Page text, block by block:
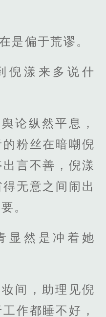
是偏于荒谬。
倪漾来多说什
论纵然平息，
粉丝在暗嘲倪
言不善，倪漾
无意之间闹出
。
显然是冲着她
间，助理见倪
作都睡不好，